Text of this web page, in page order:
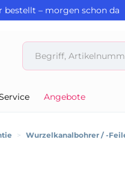
bestellt – morgen schon da
Angebote
> Wurzelkanalbohrer / -